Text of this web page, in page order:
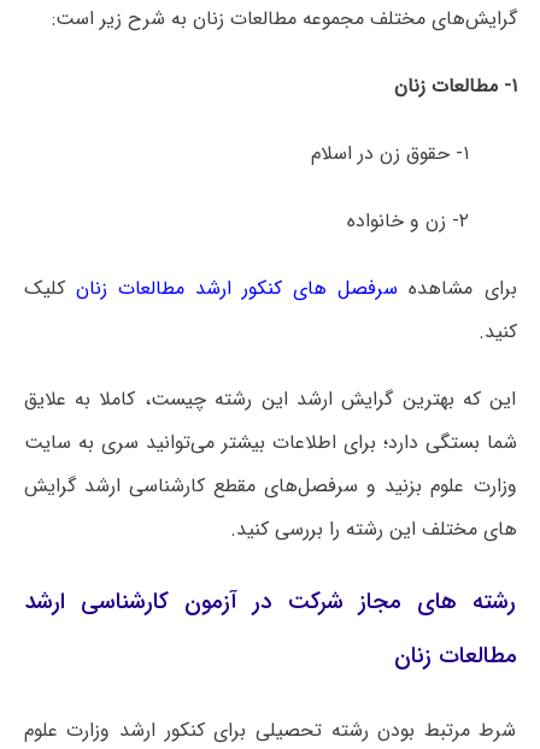
گرایش‌های مختلف مجموعه مطالعات زنان به شرح زیر است:
۱- مطالعات زنان
۱- حقوق زن در اسلام
۲- زن و خانواده
برای مشاهده سرفصل های کنکور ارشد مطالعات زنان کلیک
کنید.
این که بهترین گرایش ارشد این رشته چیست، کاملا به علایق
شما بستگی دارد؛ برای اطلاعات بیشتر می‌توانید سری به سایت
وزارت علوم بزنید و سرفصل‌های مقطع کارشناسی ارشد گرایش
های مختلف این رشته را بررسی کنید.
رشته های مجاز شرکت در آزمون کارشناسی ارشد
مطالعات زنان
شرط مرتبط بودن رشته تحصیلی برای کنکور ارشد وزارت علوم